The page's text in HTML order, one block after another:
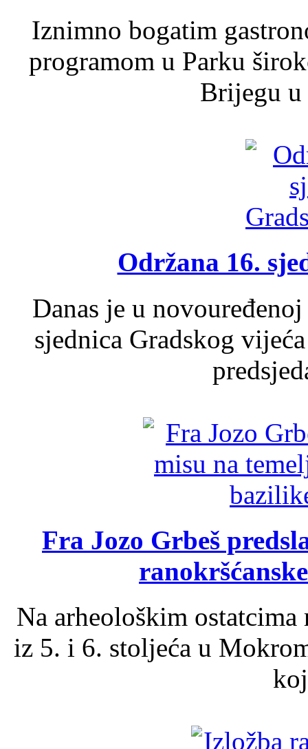
Iznimno bogatim
programom u Parku
Brijegu u
Održana 16.
Danas je u
sjednica Gradskog
Fra Jozo Grbeš
Na arheološkim
iz 5. i 6. stoljeća u